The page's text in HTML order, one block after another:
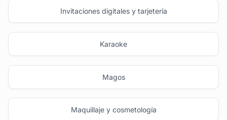
Invitaciones digitales y tarjetería
Karaoke
Magos
Maquillaje y cosmetología